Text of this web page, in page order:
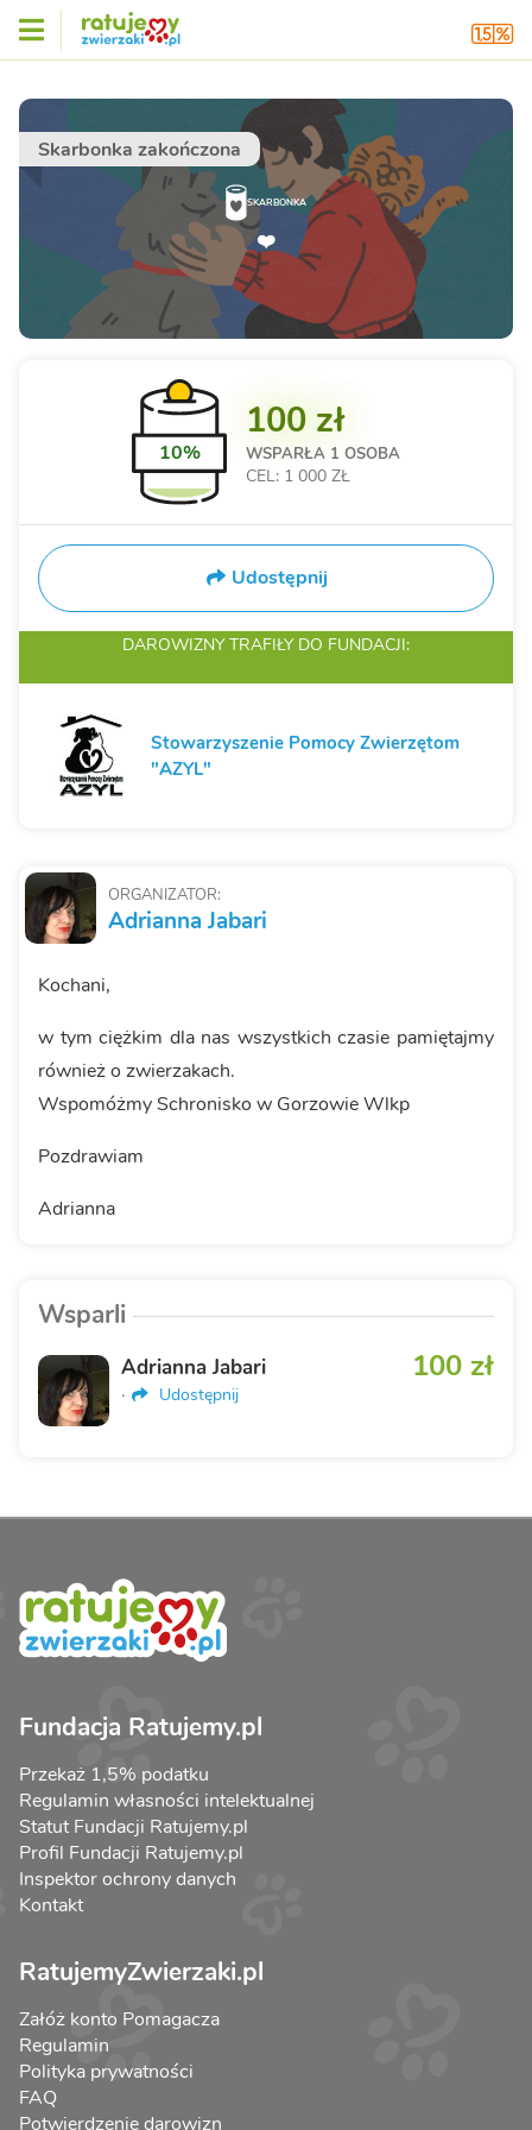
Skarbonka zakończona
SKARBONKA
❤️
ORGANIZATOR:
Adrianna Jabari
Kochani,
w tym ciężkim dla nas wszystkich czasie pamiętajmy
również o zwierzakach.
Wspomóżmy Schronisko w Gorzowie Wlkp
Pozdrawiam
Adrianna
Wsparli
100 zł
Adrianna Jabari
· Udostępnij
10%
100 zł
WSPARŁA 1 OSOBA
CEL: 1 000 ZŁ
Udostępnij
DAROWIZNY TRAFIŁY DO FUNDACJI:
Stowarzyszenie Pomocy Zwierzętom
"AZYL"
Fundacja Ratujemy.pl
Przekaż 1,5% podatku
Regulamin własności intelektualnej
Statut Fundacji Ratujemy.pl
Profil Fundacji Ratujemy.pl
Inspektor ochrony danych
Kontakt
RatujemyZwierzaki.pl
Załóż konto Pomagacza
Regulamin
Polityka prywatności
FAQ
Potwierdzenie darowizn